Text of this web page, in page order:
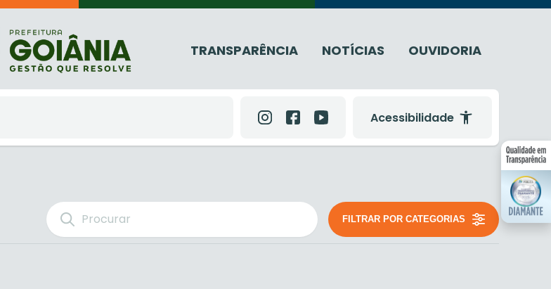
TRANSPARÊNCIA NOTÍCIAS OUVIDORIA
Acessibilidade
FILTRAR POR CATEGORIAS